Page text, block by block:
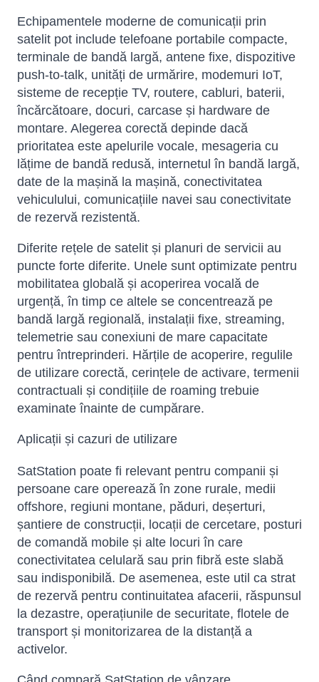
Echipamentele moderne de comunicații prin
satelit pot include telefoane portabile compacte,
terminale de bandă largă, antene fixe, dispozitive
push-to-talk, unități de urmărire, modemuri IoT,
sisteme de recepție TV, routere, cabluri, baterii,
încărcătoare, docuri, carcase și hardware de
montare. Alegerea corectă depinde dacă
prioritatea este apelurile vocale, mesageria cu
lățime de bandă redusă, internetul în bandă largă,
date de la mașină la mașină, conectivitatea
vehiculului, comunicațiile navei sau conectivitate
de rezervă rezistentă.
Diferite rețele de satelit și planuri de servicii au
puncte forte diferite. Unele sunt optimizate pentru
mobilitatea globală și acoperirea vocală de
urgență, în timp ce altele se concentrează pe
bandă largă regională, instalații fixe, streaming,
telemetrie sau conexiuni de mare capacitate
pentru întreprinderi. Hărțile de acoperire, regulile
de utilizare corectă, cerințele de activare, termenii
contractuali și condițiile de roaming trebuie
examinate înainte de cumpărare.
Aplicații și cazuri de utilizare
SatStation poate fi relevant pentru companii și
persoane care operează în zone rurale, medii
offshore, regiuni montane, păduri, deșerturi,
șantiere de construcții, locații de cercetare, posturi
de comandă mobile și alte locuri în care
conectivitatea celulară sau prin fibră este slabă
sau indisponibilă. De asemenea, este util ca strat
de rezervă pentru continuitatea afacerii, răspunsul
la dezastre, operațiunile de securitate, flotele de
transport și monitorizarea de la distanță a
activelor.